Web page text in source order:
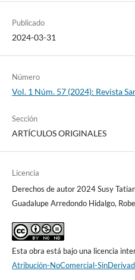
Publicado
2024-03-31
Número
Vol. 1 Núm. 57 (2024): Revista
Sección
ARTÍCULOS ORIGINALES
Licencia
Derechos de autor 2024 Susy
Guadalupe Arredondo Hidalgo,
Esta obra está bajo una licencia
Atribución-NoComercial-